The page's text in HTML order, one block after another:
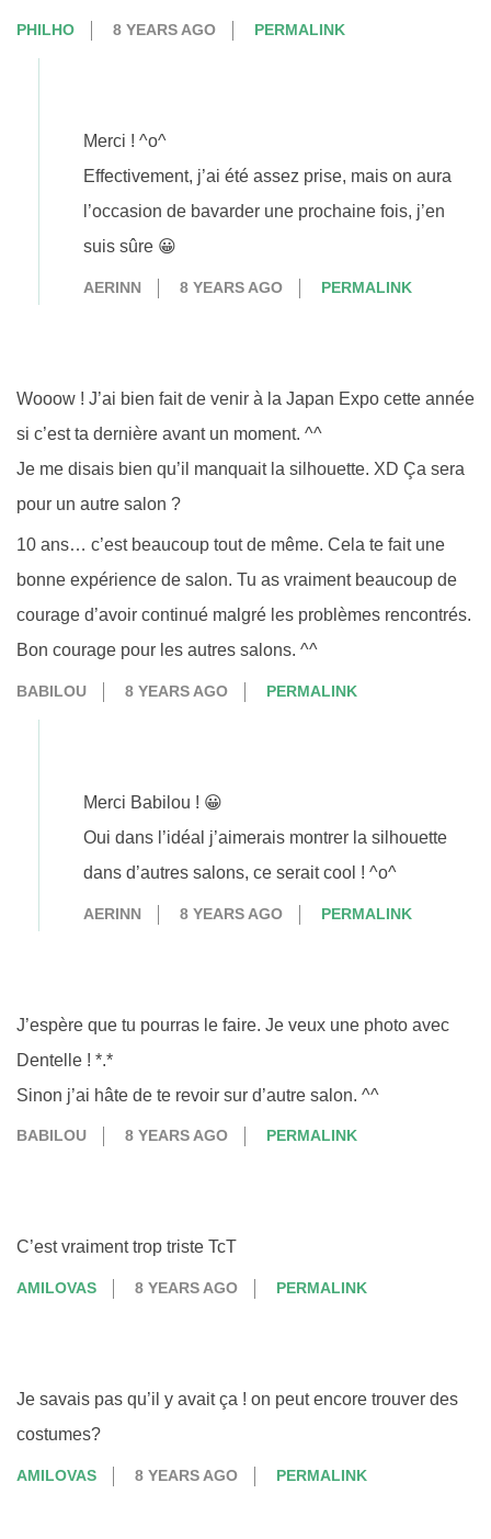
PHILHO 8 YEARS AGO PERMALINK
Merci ! ^o^
Effectivement, j’ai été assez prise, mais on aura
l’occasion de bavarder une prochaine fois, j’en
suis sûre 😀
AERINN 8 YEARS AGO PERMALINK
Wooow ! J’ai bien fait de venir à la Japan Expo cette année
si c’est ta dernière avant un moment. ^^
Je me disais bien qu’il manquait la silhouette. XD Ça sera
pour un autre salon ?
10 ans… c’est beaucoup tout de même. Cela te fait une
bonne expérience de salon. Tu as vraiment beaucoup de
courage d’avoir continué malgré les problèmes rencontrés.
Bon courage pour les autres salons. ^^
BABILOU 8 YEARS AGO PERMALINK
Merci Babilou ! 😀
Oui dans l’idéal j’aimerais montrer la silhouette
dans d’autres salons, ce serait cool ! ^o^
AERINN 8 YEARS AGO PERMALINK
J’espère que tu pourras le faire. Je veux une photo avec
Dentelle ! *.*
Sinon j’ai hâte de te revoir sur d’autre salon. ^^
BABILOU 8 YEARS AGO PERMALINK
C’est vraiment trop triste TcT
AMILOVAS 8 YEARS AGO PERMALINK
Je savais pas qu’il y avait ça ! on peut encore trouver des
costumes?
AMILOVAS 8 YEARS AGO PERMALINK